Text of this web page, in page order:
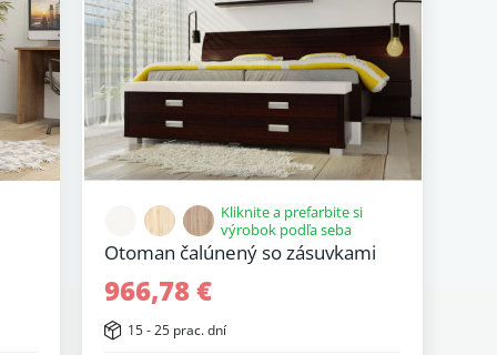
Kliknite a prefarbite si
výrobok podľa seba
Otoman čalúnený so zásuvkami
966,78 €
15 - 25 prac. dní